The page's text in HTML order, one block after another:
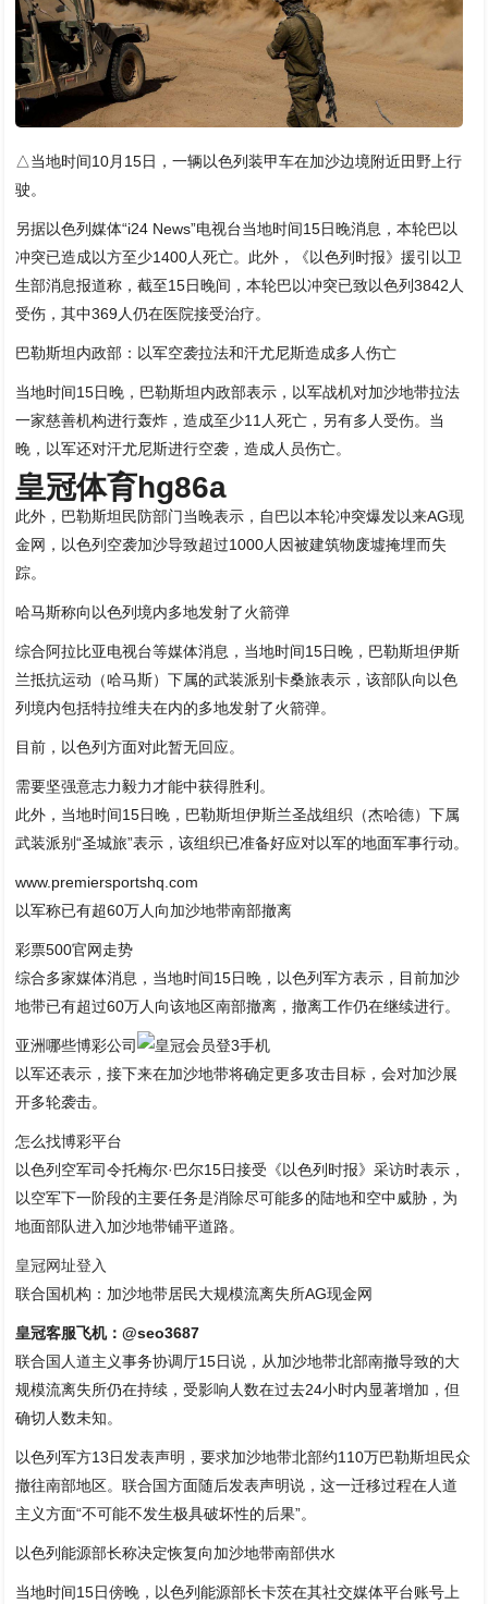
△当地时间10月15日，一辆以色列装甲车在加沙边境附近田野上行
驶。
另据以色列媒体“i24 News”电视台当地时间15日晚消息，本轮巴以
冲突已造成以方至少1400人死亡。此外，《以色列时报》援引以卫
生部消息报道称，截至15日晚间，本轮巴以冲突已致以色列3842人
受伤，其中369人仍在医院接受治疗。
巴勒斯坦内政部：以军空袭拉法和汗尤尼斯造成多人伤亡
当地时间15日晚，巴勒斯坦内政部表示，以军战机对加沙地带拉法
一家慈善机构进行轰炸，造成至少11人死亡，另有多人受伤。当
晚，以军还对汗尤尼斯进行空袭，造成人员伤亡。
皇冠体育hg86a
此外，巴勒斯坦民防部门当晚表示，自巴以本轮冲突爆发以来AG现
金网，以色列空袭加沙导致超过1000人因被建筑物废墟掩埋而失
踪。
哈马斯称向以色列境内多地发射了火箭弹
综合阿拉比亚电视台等媒体消息，当地时间15日晚，巴勒斯坦伊斯
兰抵抗运动（哈马斯）下属的武装派别卡桑旅表示，该部队向以色
列境内包括特拉维夫在内的多地发射了火箭弹。
目前，以色列方面对此暂无回应。
需要坚强意志力毅力才能中获得胜利。
此外，当地时间15日晚，巴勒斯坦伊斯兰圣战组织（杰哈德）下属
武装派别“圣城旅”表示，该组织已准备好应对以军的地面军事行动。
www.premiersportshq.com
以军称已有超60万人向加沙地带南部撤离
彩票500官网走势
综合多家媒体消息，当地时间15日晚，以色列军方表示，目前加沙
地带已有超过60万人向该地区南部撤离，撤离工作仍在继续进行。
亚洲哪些博彩公司
以军还表示，接下来在加沙地带将确定更多攻击目标，会对加沙展
开多轮袭击。
怎么找博彩平台
以色列空军司令托梅尔·巴尔15日接受《以色列时报》采访时表示，
以空军下一阶段的主要任务是消除尽可能多的陆地和空中威胁，为
地面部队进入加沙地带铺平道路。
皇冠网址登入
联合国机构：加沙地带居民大规模流离失所AG现金网
皇冠客服飞机：@seo3687
联合国人道主义事务协调厅15日说，从加沙地带北部南撤导致的大
规模流离失所仍在持续，受影响人数在过去24小时内显著增加，但
确切人数未知。
以色列军方13日发表声明，要求加沙地带北部约110万巴勒斯坦民众
撤往南部地区。联合国方面随后发表声明说，这一迁移过程在人道
主义方面“不可能不发生极具破坏性的后果”。
以色列能源部长称决定恢复向加沙地带南部供水
当地时间15日傍晚，以色列能源部长卡茨在其社交媒体平台账号上